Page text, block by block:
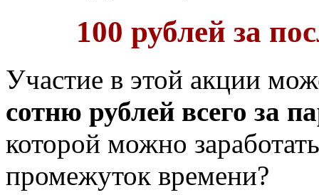
100 рублей за
Участие в этой акции
сотню рублей всего за
которой можно
промежуток времени?